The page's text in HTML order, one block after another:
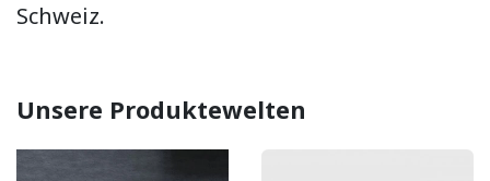
Schweiz.
Unsere Produktewelten